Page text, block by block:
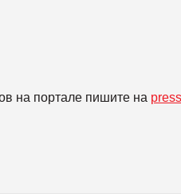
на портале пишите на